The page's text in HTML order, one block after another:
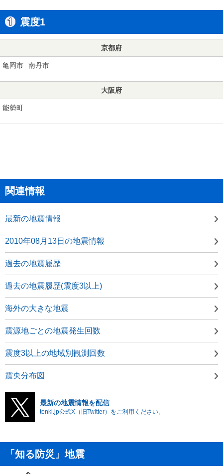
震度1
京都府
亀岡市 南丹市
大阪府
能勢町
関連情報
最新の地震情報
2010年08月13日の地震情報
過去の地震履歴
過去の地震履歴(震度3以上)
海外の大きな地震
震源地ごとの地震発生回数
震度3以上の地域別観測回数
震央分布図
最新の地震情報を配信
tenki.jp公式X（旧Twitter）をご利用ください。
「知る防災」地震